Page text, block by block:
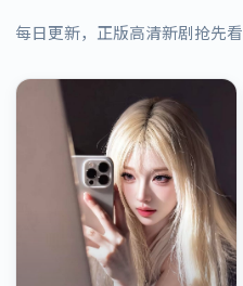
每日更新，正版高清新剧抢先看